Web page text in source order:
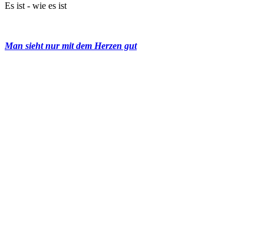
Es ist - wie es ist
Man sieht nur mit dem Herzen gut